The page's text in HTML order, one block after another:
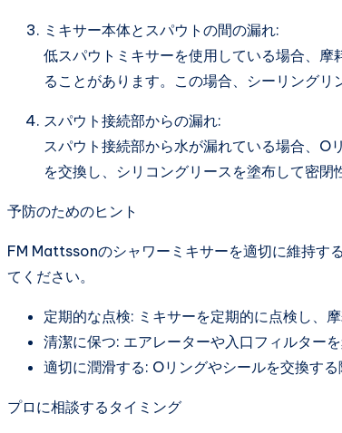
ミキサー本体とスパウトの間の漏れ:
低スパウトミキサーを使用している場合、
ることがあります。この場合、シーリングリ
スパウト接続部からの漏れ:
スパウト接続部から水が漏れている場合、
を交換し、シリコングリースを塗布して密閉
予防のためのヒント
FM Mattssonのシャワーミキサーを適切に維持す
てください。
定期的な点検: ミキサーを定期的に点検し、
清潔に保つ: エアレーターや入口フィルター
適切に潤滑する: Oリングやシールを交換す
プロに相談するタイミング